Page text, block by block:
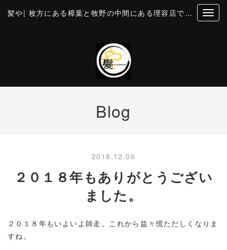
髪や| 枚方にある樟葉と牧野の中間にある理容店です。個室風の空間でカットとお顔そり・美容・理容
Blog
2018.12.06
２０１８年もありがとうござい
ました。
２０１８年もいよいよ師走。これから益々慌ただしくなりま
すね。